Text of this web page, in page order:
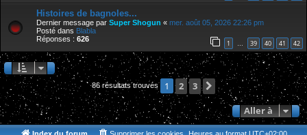
Histoires de bagnoles...
Dernier message par Super Shogun « mer. août 05, 2026 22:26 pm
Posté dans Blabla
Réponses : 626 1 … 39 40 41 42
86 résultats trouvés 1 2 3
Suivante
Aller à